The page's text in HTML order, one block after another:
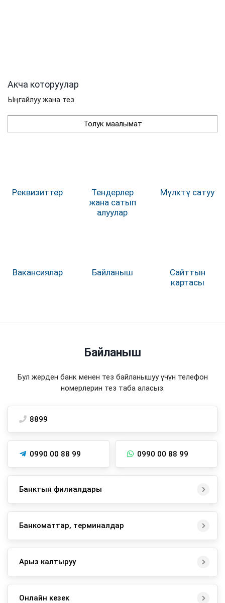
Акча которуулар
Ыңгайлуу жана тез
Толук маалымат
Реквизиттер
Тендерлер
жана сатып
алуулар
Мүлктү сатуу
Вакансиялар Байланыш
Сайттын
картасы
Байланыш
Бул жерден банк менен тез байланышуу үчүн телефон
номерлерин тез таба аласыз.
8899
0990 00 88 99 0990 00 88 99
Банктын филиалдары
Банкоматтар, терминалдар
Арыз калтыруу
Онлайн кезек